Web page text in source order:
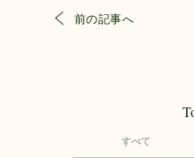
前の記事へ
すべて